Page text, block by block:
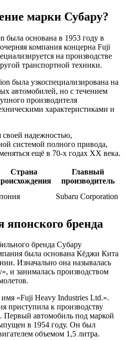
марки Субару?
была основана в 1953 году в
компания концерна Fuji
на производстве
транспортной техники.
была узкоспециализирована на
автомобилей, но с течением
производителя
характеристиками и
своей надежностью,
системой полного привода,
ещё в 70-х годах XX века.
Страна
Главный
производитель
Subaru Corporation
японского бренда
бренда Субару
была основана Кёджи Кита
Изначально она называлась
и занималась производством
«Fuji Heavy Industries Ltd.».
приступила к производству
Первый автомобиль под маркой
в 1954 году. Он был
объемом 1,5 литра.